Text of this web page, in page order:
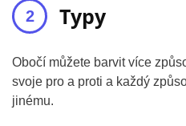
Typy
Obočí můžete barvit více
svoje pro a proti a každý
jinému.